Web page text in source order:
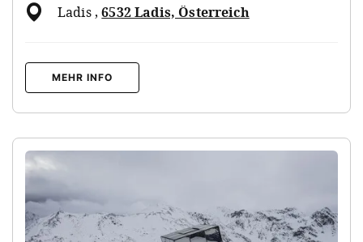
Ladis ,6532 Ladis, Österreich
MEHR INFO